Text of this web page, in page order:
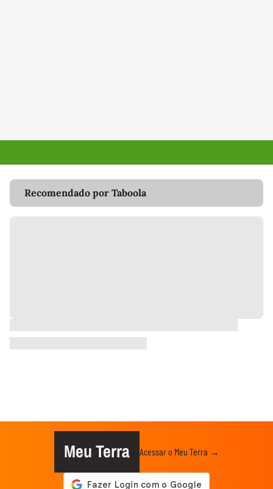
Recomendado por Taboola
Meu Terra Acessar o Meu Terra →